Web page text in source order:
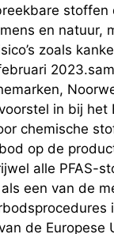
stoffen
en natuur,
zoals
in bij het
chemische
op de
alle PFAS-
een van de
de Europese